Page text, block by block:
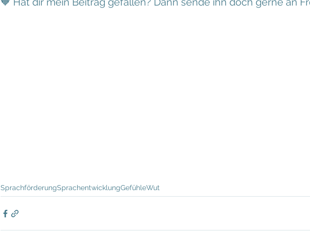
SprachförderungSprachentwicklungGefühleWut